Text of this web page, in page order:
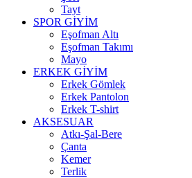
Tayt
SPOR GİYİM
Eşofman Altı
Eşofman Takımı
Mayo
ERKEK GİYİM
Erkek Gömlek
Erkek Pantolon
Erkek T-shirt
AKSESUAR
Atkı-Şal-Bere
Çanta
Kemer
Terlik